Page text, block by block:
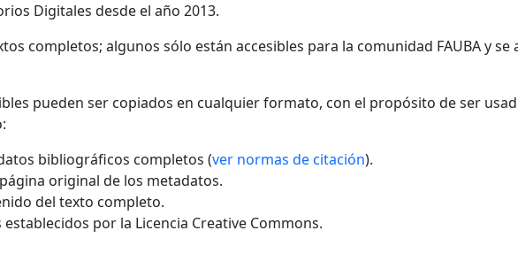
Digitales desde el año 2013.
completos; algunos sólo están accesibles para la comunidad FAUBA y
pueden ser copiados en cualquier formato, con el propósito de ser
bibliográficos completos (ver normas de citación).
original de los metadatos.
del texto completo.
por la Licencia Creative Commons.